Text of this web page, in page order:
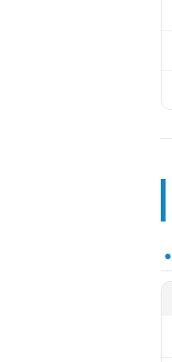
●